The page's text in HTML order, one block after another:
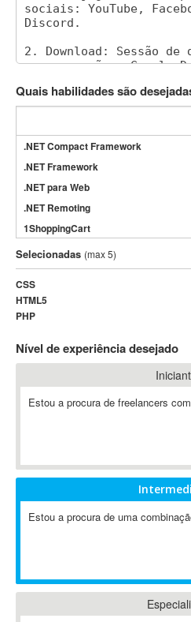
Quais habilidades são
.NET Compact Framework
.NET Framework
.NET para Web
.NET Remoting
1ShoppingCart
3DS Max
3GSM
4D Dimension
802.11
A-GPS
ABBYY FineReader
AbleCommerce
Ableton Push
Abstract Window Toolkit (AWT)
Selecionadas (max 5)
CSS
HTML5
PHP
Nível de experiência desejado
Estou a procura de freelancers
Estou a procura de uma